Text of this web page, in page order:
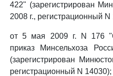
422" (зарегистрирован
2008 г., регистрационный N
от 5 мая 2009 г. N 176
приказ Минсельхоза
(зарегистрирован
регистрационный N 14030);